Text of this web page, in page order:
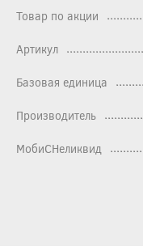
Товар по акции
Артикул
Базовая единица
Производитель
МобиСНеликвид